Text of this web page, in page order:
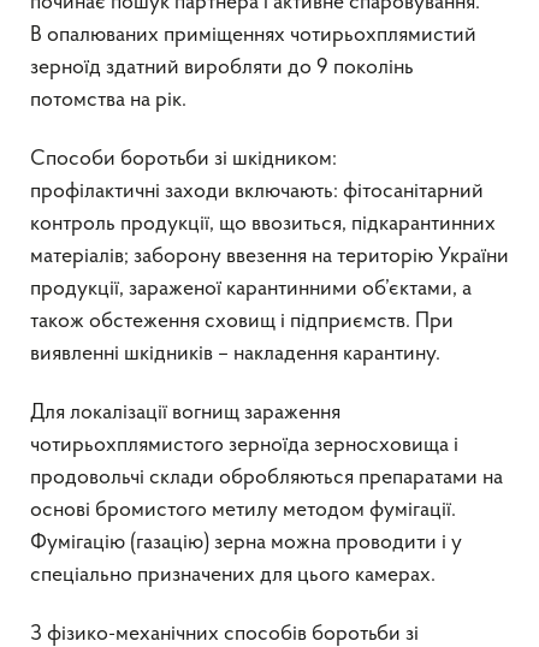
В опалюваних приміщеннях чотирьохплямистий
зерноїд здатний виробляти до 9 поколінь
потомства на рік.
Способи боротьби зі шкідником:
профілактичні заходи включають: фітосанітарний
контроль продукції, що ввозиться, підкарантинних
матеріалів; заборону ввезення на територію України
продукції, зараженої карантинними об’єктами, а
також обстеження сховищ і підприємств. При
виявленні шкідників – накладення карантину.
Для локалізації вогнищ зараження
чотирьохплямистого зерноїда зерносховища і
продовольчі склади обробляються препаратами на
основі бромистого метилу методом фумігації.
Фумігацію (газацію) зерна можна проводити і у
спеціально призначених для цього камерах.
З фізико-механічних способів боротьби зі